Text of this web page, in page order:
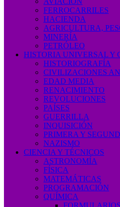
FERROCARRILES
HACIENDA
AGRICULTURA,
MINERÍA
PETRÓLEO
HISTORIA UNIVERSAL Y
HISTORIOGRAFÍA
CIVILIZACIONES
EDAD MEDIA
RENACIMIENTO
REVOLUCIONES
PAÍSES
GUERRILLA
INQUISICIÓN
PRIMERA Y
NAZISMO
CIENCIA Y TÉCNICOS
ASTRONOMÍA
FÍSICA
MATEMÁTICAS
PROGRAMACIÓN
QUÍMICA
FORMULARIOS